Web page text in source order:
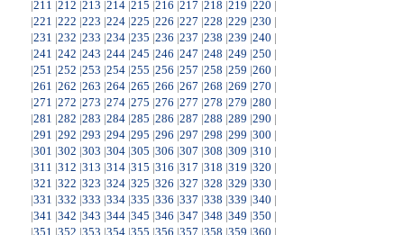
|211 |212 |213 |214|215 |216 |217 |218 |219 |220 |
|221 |222 |223 |224|225 |226 |227 |228 |229 |230 |
|231 |232 |233 |234|235 |236 |237 |238 |239 |240 |
|241 |242 |243 |244|245 |246 |247 |248 |249 |250 |
|251 |252 |253 |254|255 |256 |257 |258 |259 |260 |
|261 |262 |263 |264|265 |266 |267 |268 |269 |270 |
|271 |272 |273 |274|275 |276 |277 |278 |279 |280 |
|281 |282 |283 |284|285 |286 |287 |288 |289 |290 |
|291 |292 |293 |294|295 |296 |297 |298 |299 |300 |
|301 |302 |303 |304|305 |306 |307 |308 |309 |310 |
|311 |312 |313 |314|315 |316 |317 |318 |319 |320 |
|321 |322 |323 |324|325 |326 |327 |328 |329 |330 |
|331 |332 |333 |334|335 |336 |337 |338 |339 |340 |
|341 |342 |343 |344|345 |346 |347 |348 |349 |350 |
|351 |352 |353 |354|355 |356 |357 |358 |359 |360 |